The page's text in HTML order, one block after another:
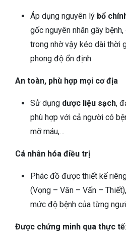
Áp dụng nguyên lý bổ
gốc nguyên nhân gây
trong nhờ vậy kéo dài thời
phong độ ổn định
An toàn, phù hợp mọi cơ địa
Sử dụng dược liệu sạch,
phù hợp với cả người có
mỡ máu,…
Cá nhân hóa điều trị
Phác đồ được thiết kế
(Vọng – Văn – Vấn –
mức độ bệnh của từng
Được chứng minh qua thực tế: